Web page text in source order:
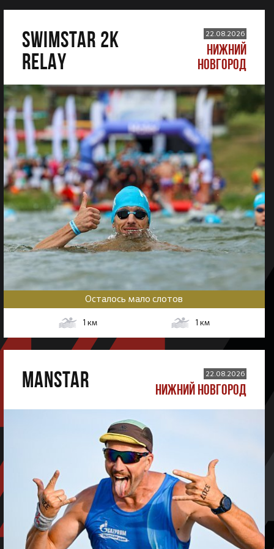
SWIMSTAR 2K
RELAY
22.08.2026
НИЖНИЙ
НОВГОРОД
Осталось мало слотов
1 км 1 км
MANSTAR 22.08.2026
НИЖНИЙ НОВГОРОД